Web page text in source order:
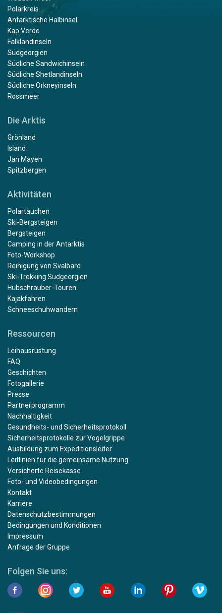
Polarkreis
Antarktische Halbinsel
Kap Verde
Falklandinseln
Südgeorgien
Südliche Sandwichinseln
Südliche Shetlandinseln
Südliche Orkneyinseln
Rossmeer
Die Arktis
Grönland
Island
Jan Mayen
Spitzbergen
Aktivitäten
Polartauchen
Ski-Bergsteigen
Bergsteigen
Camping in der Antarktis
Foto-Workshop
Reinigung von Svalbard
Ski-Trekking Südgeorgien
Hubschrauber-Touren
Kajakfahren
Schneeschuhwandern
Ressourcen
Leihausrüstung
FAQ
Geschichten
Fotogallerie
Presse
Partnerprogramm
Nachhaltigkeit
Gesundheits- und Sicherheitsprotokoll
Sicherheitsprotokolle zur Vogelgrippe
Ausbildung zum Expeditionsleiter
Leitlinien für die gemeinsame Nutzung
Versicherte Reisekasse
Foto- und Videobedingungen
Kontakt
Karriere
Datenschutzbestimmungen
Bedingungen und Konditionen
Impressum
Anfrage der Gruppe
Folgen Sie uns: